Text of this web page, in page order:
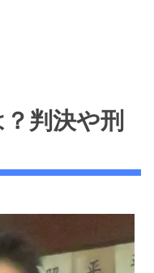
判決や刑